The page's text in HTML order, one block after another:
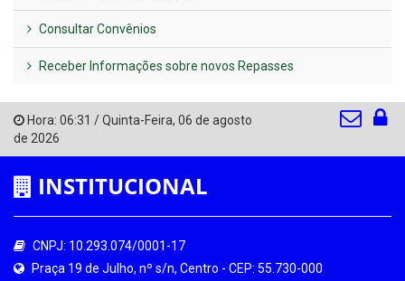
Consultar Convênios
Receber Informações sobre novos Repasses
Hora: 06:31 /Quinta-Feira, 06 de agosto
de 2026
INSTITUCIONAL
CNPJ: 10.293.074/0001-17
Praça 19 de Julho, nº s/n, Centro - CEP: 55.730-000